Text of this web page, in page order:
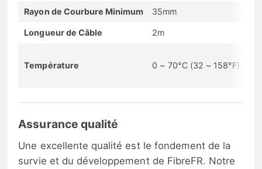
Rayon de Courbure Minimum 35mm
Longueur de Câble 2m
Température 0 ~ 70°C (32 ~ 158°F)
Assurance qualité
Une excellente qualité est le fondement de la
survie et du développement de FibreFR. Notre